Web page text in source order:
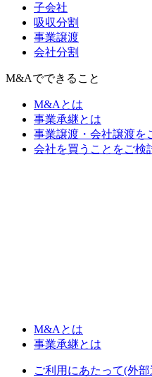
子会社
吸収分割
事業譲渡
会社分割
M&Aでできること
M&Aとは
事業承継とは
事業譲渡・会社譲渡を
会社を買うことをご検
M&Aとは
事業承継とは
ご利用にあたって(外